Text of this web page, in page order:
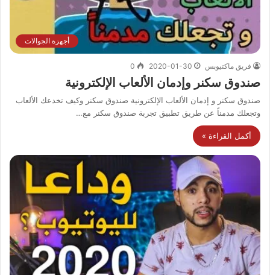
أجهزة الجوالات
فريق ماكتيوبس 2020-01-30
0
صندوق سكنر وإدمان الألعاب الإلكترونية
صندوق سكنر و إدمان الألعاب الإلكترونية صندوق سكنر وكيف تخدعك الألعاب
وتجعلك مدمناً عن طريق تطبيق تجربة صندوق سكنر مع…
أكمل القراءة »